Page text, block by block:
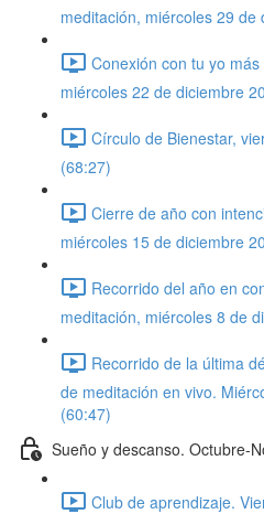
meditación, miércoles 29
Conexión con tu yo
miércoles 22 de diciembre
Círculo de Bienestar,
(68:27)
Cierre de año con
miércoles 15 de diciembre
Recorrido del año en
meditación, miércoles 8 de
Recorrido de la última
de meditación en vivo.
(60:47)
Sueño y descanso. Octubre-
Club de aprendizaje.